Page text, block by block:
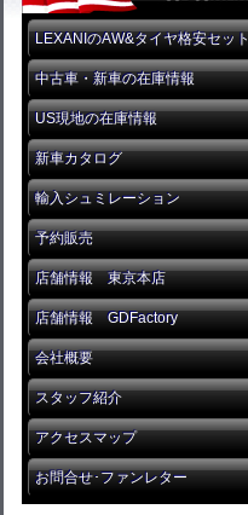
LEXANIのAW&タイヤ格安セット
中古車・新車の在庫情報
US現地の在庫情報
新車カタログ
輸入シュミレーション
予約販売
店舗情報 東京本店
店舗情報 GDFactory
会社概要
スタッフ紹介
アクセスマップ
お問合せ･ファンレター